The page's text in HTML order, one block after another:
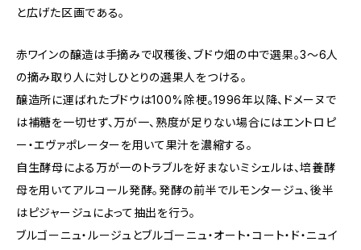
と広げた区画である。
赤ワインの醸造は手摘みで収穫後、ブドウ畑の中で選果。3〜6人
の摘み取り人に対しひとりの選果人をつける。
醸造所に運ばれたブドウは100%除梗。1996年以降、ドメーヌで
は補糖を一切せず、万が一、熟度が足りない場合にはエントロピ
ー・エヴァポレーターを用いて果汁を濃縮する。
自生酵母による万が一のトラブルを好まないミシェルは、培養酵
母を用いてアルコール発酵。発酵の前半でルモンタージュ、後半
はピジャージュによって抽出を行う。
ブルゴーニュ・ルージュとブルゴーニュ・オート・コート・ド・ニュイ